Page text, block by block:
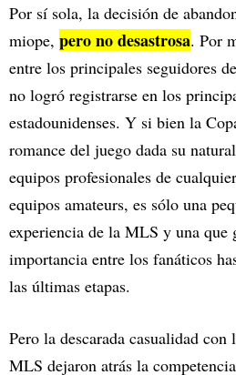
Por sí sola, la decisión de
miope, pero no desastrosa. Por
entre los principales seguidores
no logró registrarse en los
estadounidenses. Y si bien la
romance del juego dada su
equipos profesionales de
equipos amateurs, es sólo una
experiencia de la MLS y una que
importancia entre los fanáticos
las últimas etapas.
Pero la descarada casualidad
MLS dejaron atrás la